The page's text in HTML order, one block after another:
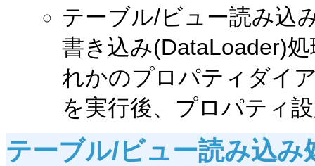
テーブル/ビュー読み込
書き込み(DataLoader)
れかのプロパティダイ
を実行後、プロパティ
テーブル/ビュー読み込み